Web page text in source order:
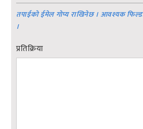
तपाईको ईमेल गोप्य राखिनेछ । आवश्यक
।
प्रतिक्रिया